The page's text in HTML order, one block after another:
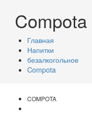
Compota
Главная
Напитки
безалкогольное
Compota
COMPOTA